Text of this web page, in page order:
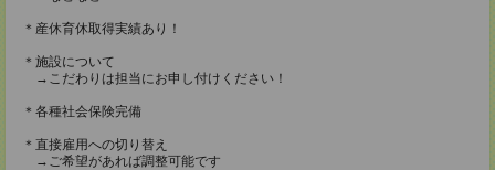
＊産休育休取得実績あり！
＊施設について
→こだわりは担当にお申し付けください！
＊各種社会保険完備
＊直接雇用への切り替え
→ご希望があれば調整可能です